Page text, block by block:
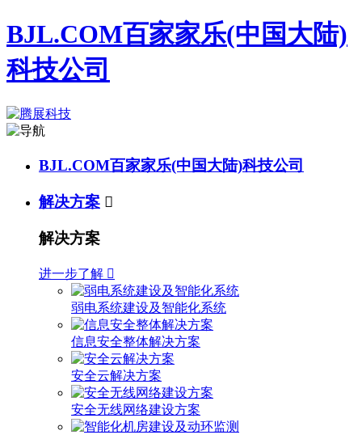
BJL.COM百家家乐(中国大陆)
科技公司
BJL.COM百家家乐(中国大陆)科技公司
解决方案 
解决方案
进一步了解 
弱电系统建设及智能化系统
信息安全整体解决方案
安全云解决方案
安全无线网络建设方案